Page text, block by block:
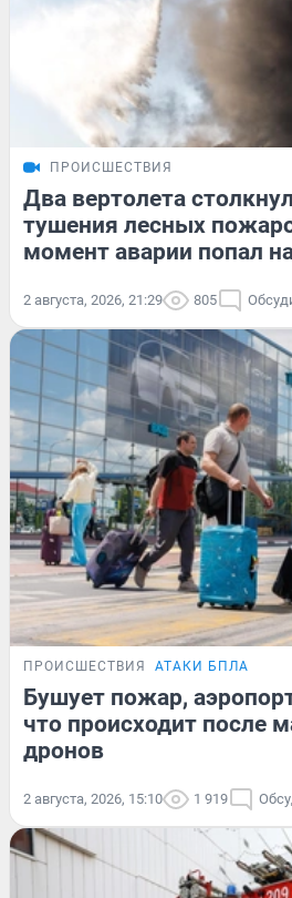
ПРОИСШЕСТВИЯ
Два вертолета
тушения лесных
момент аварии попал
2 августа, 2026, 21:29 805
ПРОИСШЕСТВИЯ АТАКИ БПЛА
Бушует пожар,
что происходит после
дронов
2 августа, 2026, 15:10 1 919